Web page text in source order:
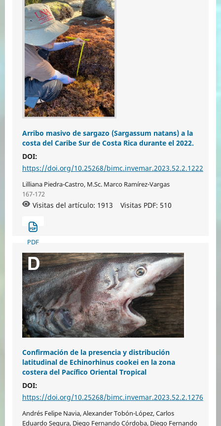
Arribo masivo de sargazo (Sargassum natans) a la
costa del Caribe Sur de Costa Rica durante el 2022.
DOI:
https://doi.org/10.25268/bimc.invemar.2023.52.2.1222
Lilliana Piedra-Castro, M.Sc. Marco Ramírez-Vargas
167-172
Visitas del artículo: 1913 Visitas PDF: 510
PDF
Confirmación de la presencia y distribución
latitudinal de Echinorhinus cookei en la zona
costera del Pacífico Oriental Tropical
DOI:
https://doi.org/10.25268/bimc.invemar.2023.52.2.1276
Andrés Felipe Navia, Alexander Tobón-López, Carlos
Eduardo Segura, Diego Fernando Córdoba, Diego Fernando